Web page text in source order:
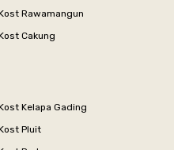
Rawamangun
Cakung
Kelapa Gading
Pluit